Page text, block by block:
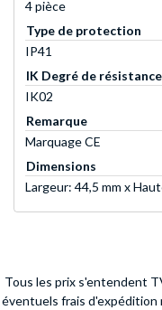
4 pièce
Type de protection
IP41
IK Degré de
IK02
Remarque
Marquage CE
Dimensions
Largeur: 44,5 mm x
Tous les prix s'entendent
éventuels frais d'expédition